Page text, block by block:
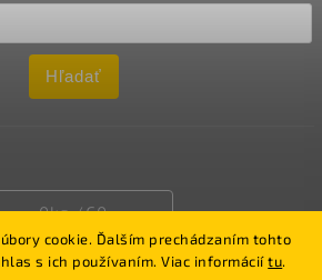
cookie. Ďalším prechádzaním tohto
s ich používaním. Viac informáciítu.
Hľadať
0ks /€0